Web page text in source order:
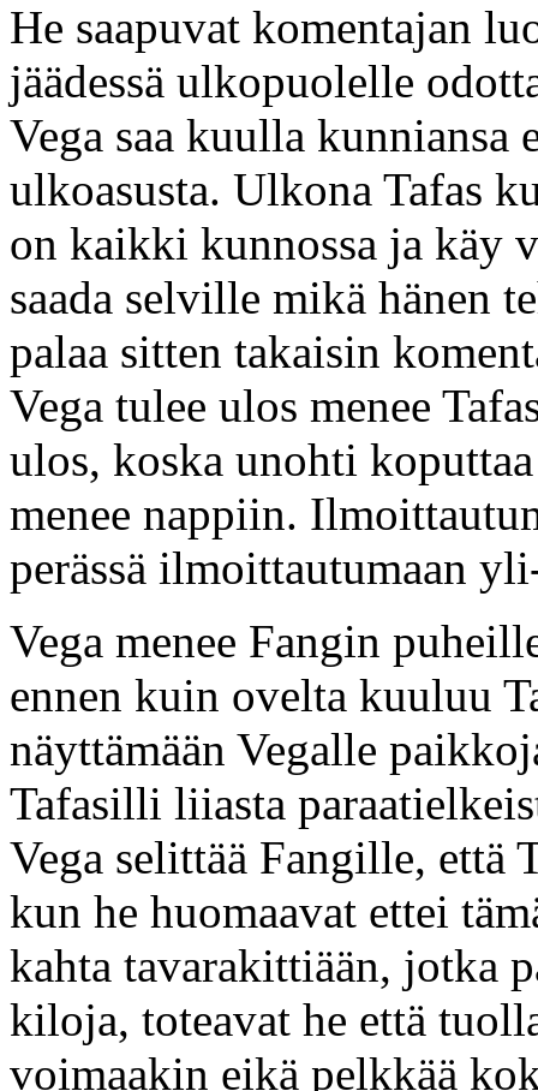
He saapuvat komentajan
jäädessä ulkopuolelle
Vega saa kuulla kunniansa
ulkoasusta. Ulkona Tafas
on kaikki kunnossa ja käy
saada selville mikä hänen
palaa sitten takaisin
Vega tulee ulos menee
ulos, koska unohti
menee nappiin.
perässä ilmoittautumaan
Vega menee Fangin
ennen kuin ovelta kuuluu
näyttämään Vegalle
Tafasilli liiasta
Vega selittää Fangille, että
kun he huomaavat ettei
kahta tavarakittiään, jotka
kiloja, toteavat he että
voimaakin eikä pelkkää